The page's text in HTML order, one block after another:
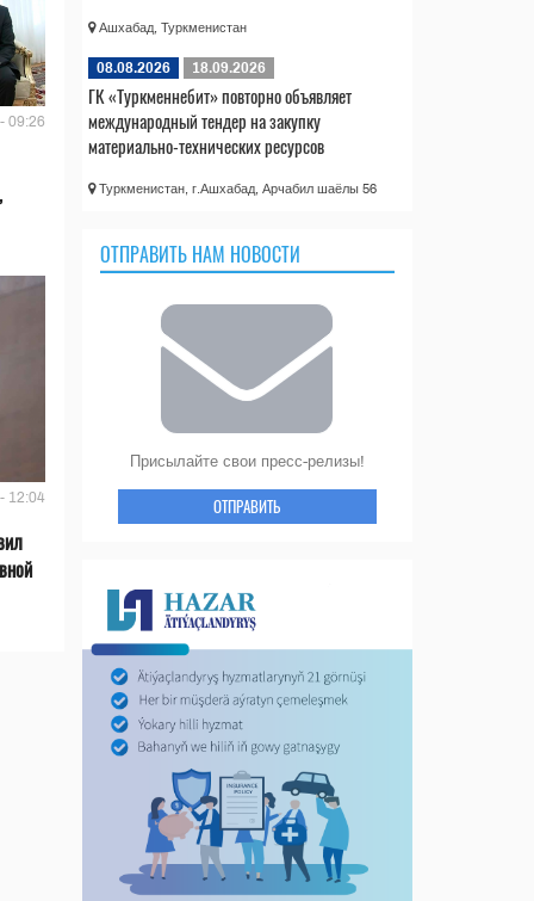
09:26
12:04
Ашхабад, Туркменистан
08.08.2026 18.09.2026
ГК «Туркменнебит» повторно объявляет
международный тендер на закупку
материально-технических ресурсов
Туркменистан, г.Ашхабад, Арчабил шаёлы 56
ОТПРАВИТЬ НАМ НОВОСТИ
Присылайте свои пресс-релизы!
ОТПРАВИТЬ